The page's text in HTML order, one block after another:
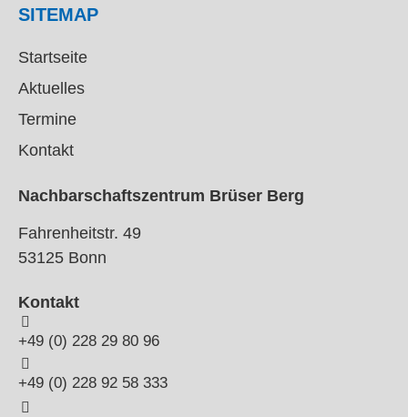
SITEMAP
Startseite
Aktuelles
Termine
Kontakt
Nachbarschaftszentrum Brüser Berg
Fahrenheitstr. 49
53125 Bonn
Kontakt
+49 (0) 228 29 80 96
+49 (0) 228 92 58 333